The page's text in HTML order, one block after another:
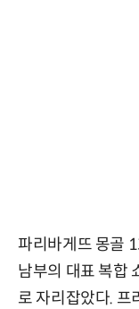
파리바게뜨 몽골
남부의 대표 복합
로 자리잡았다. 프